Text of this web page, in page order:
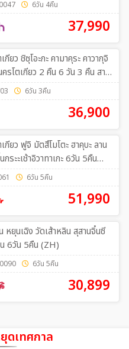
6วัน 4คืน
37,990
ยว ชิซุโอะกะ คามาคุระ คาวากุจิ
รโตเกียว 2 คืน 6 วัน 3 คืน สาย
ร์เอเชีย เอ็กซ์ 6วัน 3คืน (XJ)
6วัน 3คืน
36,900
ยว ฟูจิ มัตสึโมโตะ ฮาคุบะ ลาน
เช้าอิวาทาเกะ 6วัน 5คืน
6วัน 5คืน
51,990
หยุนเฉิง วัดเส้าหลิน สุสานจิ๋นซี
6วัน 5คืน (ZH)
6วัน 5คืน
30,899
ดเทศกาล